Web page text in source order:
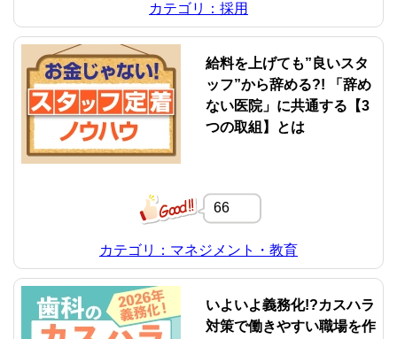
カテゴリ：採用
給料を上げても”良いスタ
ッフ”から辞める?! 「辞め
ない医院」に共通する【3
つの取組】とは
66
カテゴリ：マネジメント・教育
いよいよ義務化!?カスハラ
対策で働きやすい職場を作